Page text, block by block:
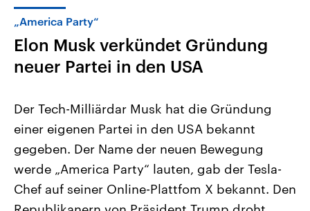
Themen
Landtagswahl Sachsen-Anhalt
2026
Alle Informationen
Sachsen-Anhalt wählt am 6.
September 2026 einen neuen
Landtag. Seit 2021 wird das
Bundesland von einer Koalition aus
USA
Aktuelle Beiträge,
Hintergründe
Wirtschaftlich und
gehören die Vereinigten
den mächtigsten Ländern
mit großem Einfluss auf
„America Party“
Elon Musk verkündet Gründung
neuer Partei in den USA
Der Tech-Milliärdar Musk hat die Gründung
einer eigenen Partei in den USA bekannt
gegeben. Der Name der neuen Bewegung
werde „America Party“ lauten, gab der Tesla-
Chef auf seiner Online-Plattfom X bekannt. Den